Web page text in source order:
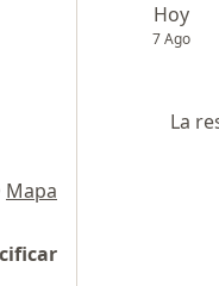
Mapa
Hoy
7 Ago
La